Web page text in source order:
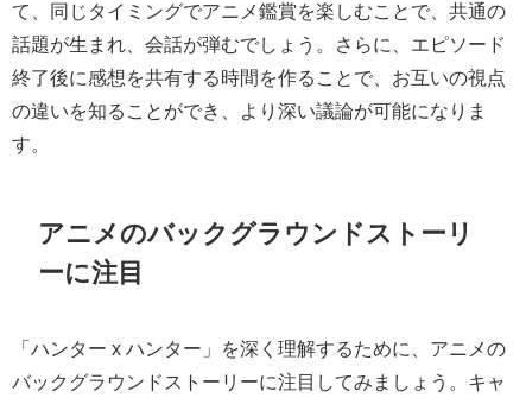
て、同じタイミングでアニメ鑑賞を楽しむことで、共通の
話題が生まれ、会話が弾むでしょう。さらに、エピソード
終了後に感想を共有する時間を作ることで、お互いの視点
の違いを知ることができ、より深い議論が可能になりま
す。
アニメのバックグラウンドストーリ
ーに注目
「ハンター x ハンター」を深く理解するために、アニメの
バックグラウンドストーリーに注目してみましょう。キャ